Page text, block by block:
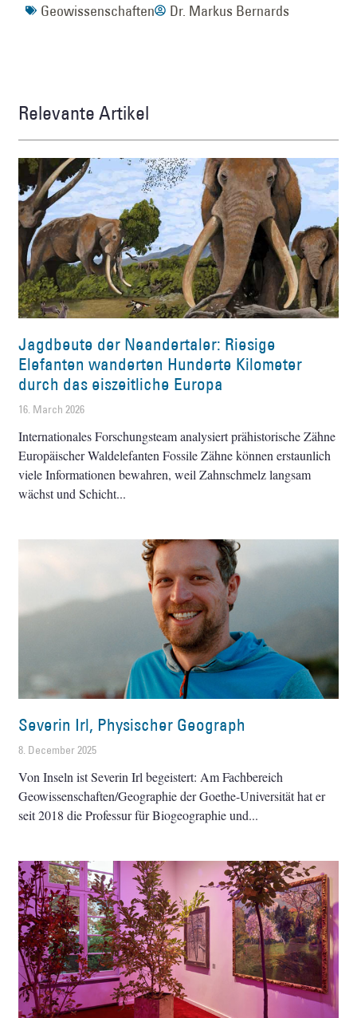
Geowissenschaften Dr. Markus Bernards
Relevante Artikel
Jagdbeute der Neandertaler: Riesige
Elefanten wanderten Hunderte Kilometer
durch das eiszeitliche Europa
16. March 2026
Internationales Forschungsteam analysiert prähistorische Zähne
Europäischer Waldelefanten Fossile Zähne können erstaunlich
viele Informationen bewahren, weil Zahnschmelz langsam
wächst und Schicht
Severin Irl, Physischer Geograph
8. December 2025
Von Inseln ist Severin Irl begeistert: Am Fachbereich
Geowissenschaften/Geographie der Goethe-Universität hat er
seit 2018 die Professur für Biogeographie und